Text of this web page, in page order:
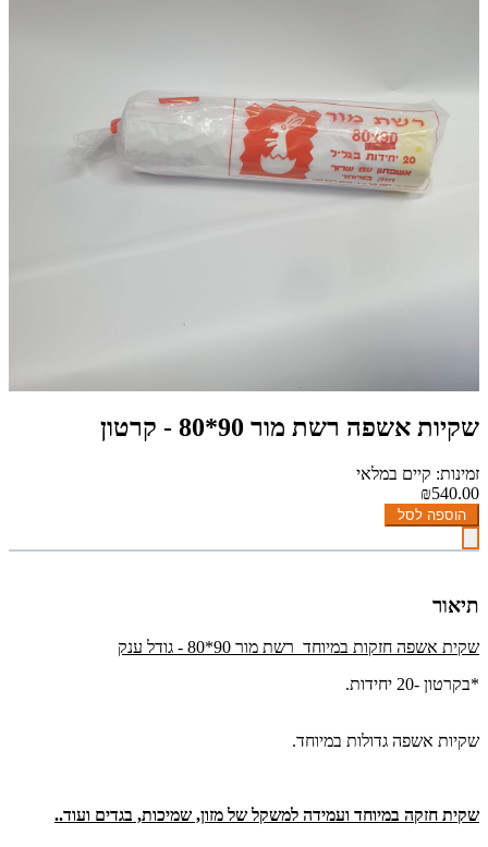
שקיות אשפה רשת מור 90*80 - קרטון
זמינות: קיים במלאי
₪540.00
הוספה לסל
תיאור
שקית אשפה חזקות במיוחד רשת מור 90*80 - גודל ענק
*בקרטון -20 יחידות.
שקיות אשפה גדולות במיוחד.
שקית חזקה במיוחד ועמידה למשקל של מזון, שמיכות, בגדים ועוד..